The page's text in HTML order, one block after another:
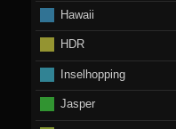
Hawaii
HDR
Inselhopping
Jasper